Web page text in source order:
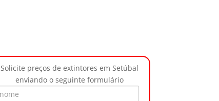
Solicite preços de extintores em Setúbal
enviando o seguinte formulário